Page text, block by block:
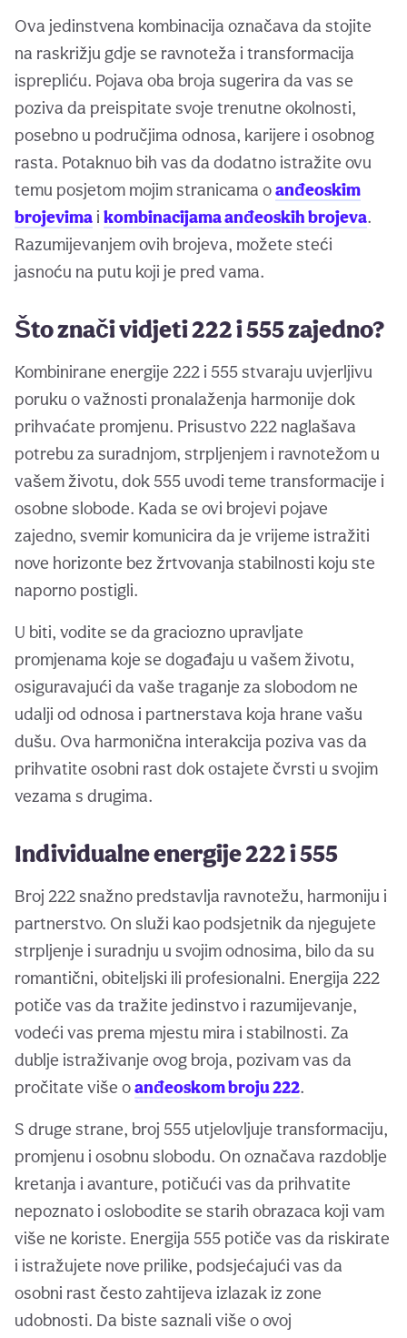
Ova jedinstvena kombinacija označava da stojite
na raskrižju gdje se ravnoteža i transformacija
isprepliću. Pojava oba broja sugerira da vas se
poziva da preispitate svoje trenutne okolnosti,
posebno u područjima odnosa, karijere i osobnog
rasta. Potaknuo bih vas da dodatno istražite ovu
temu posjetom mojim stranicama oanđeoskim
brojevima i kombinacijama anđeoskih brojeva.
Razumijevanjem ovih brojeva, možete steći
jasnoću na putu koji je pred vama.
Što znači vidjeti 222 i 555 zajedno?
Kombinirane energije 222 i 555 stvaraju uvjerljivu
poruku o važnosti pronalaženja harmonije dok
prihvaćate promjenu. Prisustvo 222 naglašava
potrebu za suradnjom, strpljenjem i ravnotežom u
vašem životu, dok 555 uvodi teme transformacije i
osobne slobode. Kada se ovi brojevi pojave
zajedno, svemir komunicira da je vrijeme istražiti
nove horizonte bez žrtvovanja stabilnosti koju ste
naporno postigli.
U biti, vodite se da graciozno upravljate
promjenama koje se događaju u vašem životu,
osiguravajući da vaše traganje za slobodom ne
udalji od odnosa i partnerstava koja hrane vašu
dušu. Ova harmonična interakcija poziva vas da
prihvatite osobni rast dok ostajete čvrsti u svojim
vezama s drugima.
Individualne energije 222 i 555
Broj 222 snažno predstavlja ravnotežu, harmoniju i
partnerstvo. On služi kao podsjetnik da njegujete
strpljenje i suradnju u svojim odnosima, bilo da su
romantični, obiteljski ili profesionalni. Energija 222
potiče vas da tražite jedinstvo i razumijevanje,
vodeći vas prema mjestu mira i stabilnosti. Za
dublje istraživanje ovog broja, pozivam vas da
pročitate više oanđeoskom broju 222.
S druge strane, broj 555 utjelovljuje transformaciju,
promjenu i osobnu slobodu. On označava razdoblje
kretanja i avanture, potičući vas da prihvatite
nepoznato i oslobodite se starih obrazaca koji vam
više ne koriste. Energija 555 potiče vas da riskirate
i istražujete nove prilike, podsjećajući vas da
osobni rast često zahtijeva izlazak iz zone
udobnosti. Da biste saznali više o ovoj